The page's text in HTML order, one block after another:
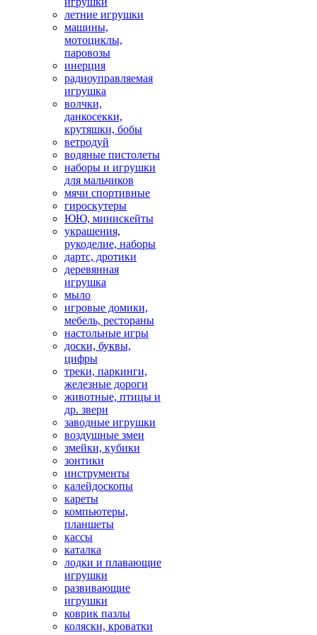
летние игрушки
машины,
мотоциклы,
паровозы
инерция
радиоуправляемая
игрушка
волчки,
данкосекки,
крутяшки, бобы
ветродуй
водяные пистолеты
наборы и игрушки
для мальчиков
мячи спортивные
гироскутеры
ЮЮ, минискейты
украшения,
рукоделие, наборы
дартс, дротики
деревянная
игрушка
мыло
игровые домики,
мебель, рестораны
настольные игры
доски, буквы,
цифры
треки, паркинги,
железные дороги
животные, птицы и
др. звери
заводные игрушки
воздушные змеи
змейки, кубики
зонтики
инструменты
калейдоскопы
кареты
компьютеры,
планшеты
кассы
каталка
лодки и плавающие
игрушки
развивающие
игрушки
коврик пазлы
коляски, кроватки